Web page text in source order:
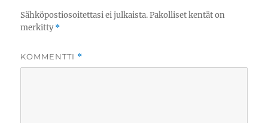
Sähköpostiosoitettasi ei julkaista. Pakolliset kentät on
merkitty*
KOMMENTTI *